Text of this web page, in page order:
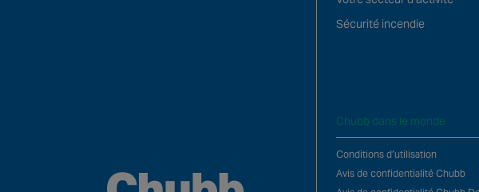
Sécurité incendie
Chubb dans le monde
Conditions d’utilisation
Avis de confidentialité Chubb